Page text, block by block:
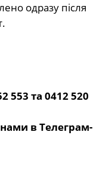
одразу після
553 та 0412 520
в Телеграм-